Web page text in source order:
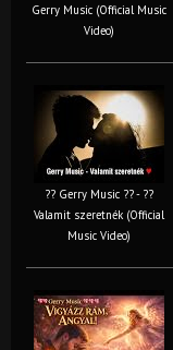
Gerry Music (Official Music
Video)
?? Gerry Music ?? - ??
Valamit szeretnék (Official
Music Video)